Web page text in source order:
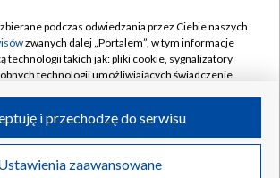
Kontakt
Kanały
Telewizja Polska S.A. w likwidacji
podczas odwiedzania przez Ciebie naszych
zwanych dalej „Portalem”, w tym informacje
technologii takich jak: pliki cookie, sygnalizatory
technologii umożliwiających świadczenie
podczas odwiedzania przez Ciebie
na Portalu, takie jak adresy IP, identyfikatory
zaawansowane
i przechodzę do serwisu